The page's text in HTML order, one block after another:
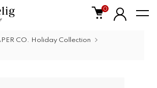
0
CO. Holiday Collection